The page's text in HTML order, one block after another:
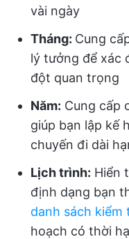
vài ngày
Tháng: Cung
lý tưởng để xác
đột quan trọng
Năm: Cung cấp
giúp bạn lập kế
chuyến đi dài
Lịch trình: Hiển
định dạng bạn
danh sách kiểm
hoạch có thời